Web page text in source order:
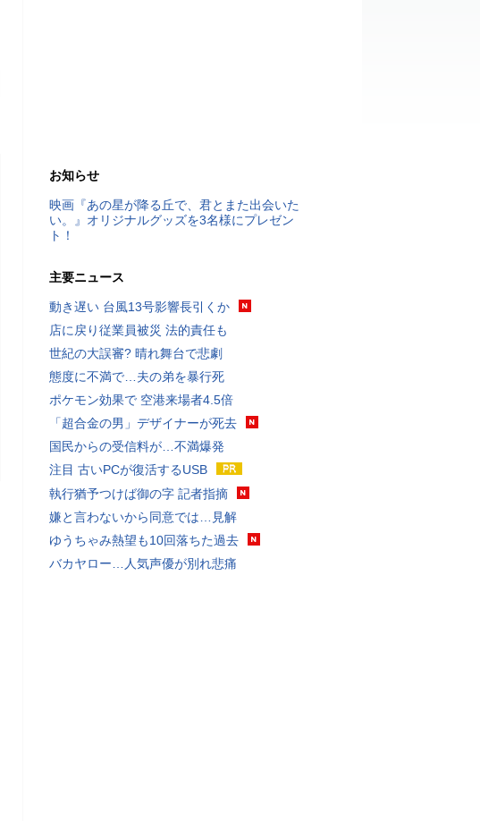
お知らせ
映画『あの星が降る丘で、君とまた出会いた
い。』オリジナルグッズを3名様にプレゼン
ト！
主要ニュース
動き遅い 台風13号影響長引くか
店に戻り従業員被災 法的責任も
世紀の大誤審? 晴れ舞台で悲劇
態度に不満で…夫の弟を暴行死
ポケモン効果で 空港来場者4.5倍
「超合金の男」デザイナーが死去
国民からの受信料が…不満爆発
注目 古いPCが復活するUSB
執行猶予つけば御の字 記者指摘
嫌と言わないから同意では…見解
ゆうちゃみ熱望も10回落ちた過去
バカヤロー…人気声優が別れ悲痛